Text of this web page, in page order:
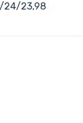
24/23,98